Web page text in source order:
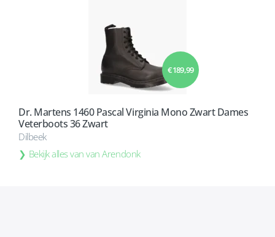
€ 189,99
Dr. Martens 1460 Pascal Virginia Mono Zwart Dames
Veterboots 36 Zwart
Dilbeek
Bekijk alles van van Arendonk